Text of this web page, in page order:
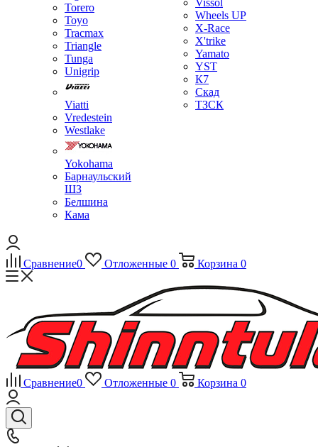
Torero
Toyo
Tracmax
Triangle
Tunga
Unigrip
Viatti
Vredestein
Westlake
Yokohama
Барнаульский
ШЗ
Белшина
Кама
Vissol
Wheels UP
X-Race
X'trike
Yamato
YST
К7
Скад
ТЗСК
Сравнение0 Отложенные 0 Корзина 0
Сравнение0 Отложенные 0 Корзина 0